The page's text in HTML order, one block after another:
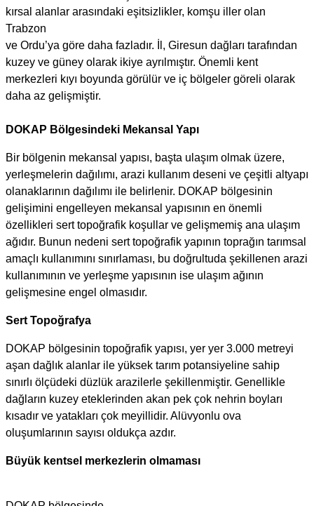
kırsal alanlar arasındaki eşitsizlikler, komşu iller olan
Trabzon
ve Ordu’ya göre daha fazladır. İl, Giresun dağları tarafından
kuzey ve güney olarak ikiye ayrılmıştır. Önemli kent
merkezleri kıyı boyunda görülür ve iç bölgeler göreli olarak
daha az gelişmiştir.
DOKAP Bölgesindeki Mekansal Yapı
Bir bölgenin mekansal yapısı, başta ulaşım olmak üzere,
yerleşmelerin dağılımı, arazi kullanım deseni ve çeşitli altyapı
olanaklarının dağılımı ile belirlenir. DOKAP bölgesinin
gelişimini engelleyen mekansal yapısının en önemli
özellikleri sert topoğrafik koşullar ve gelişmemiş ana ulaşım
ağıdır. Bunun nedeni sert topoğrafik yapının toprağın tarımsal
amaçlı kullanımını sınırlaması, bu doğrultuda şekillenen arazi
kullanımının ve yerleşme yapısının ise ulaşım ağının
gelişmesine engel olmasıdır.
Sert Topoğrafya
DOKAP bölgesinin topoğrafik yapısı, yer yer 3.000 metreyi
aşan dağlık alanlar ile yüksek tarım potansiyeline sahip
sınırlı ölçüdeki düzlük arazilerle şekillenmiştir. Genellikle
dağların kuzey eteklerinden akan pek çok nehrin boyları
kısadır ve yatakları çok meyillidir. Alüvyonlu ova
oluşumlarının sayısı oldukça azdır.
Büyük kentsel merkezlerin olmaması